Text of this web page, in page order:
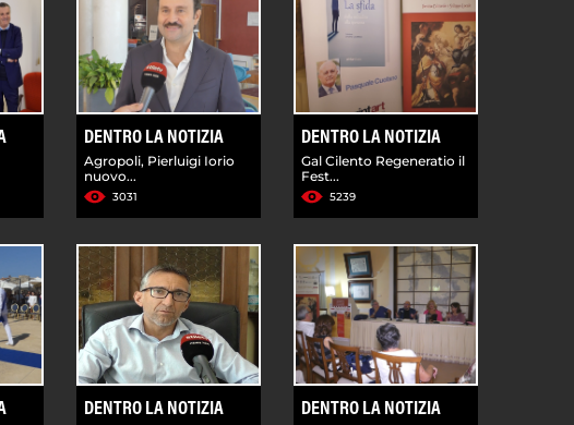
DENTRO LA NOTIZIA
Agropoli, Pierluigi Iorio
nuovo...
3031
DENTRO LA NOTIZIA
Gal Cilento Regeneratio il
Fest...
5239
DENTRO LA NOTIZIA DENTRO LA NOTIZIA